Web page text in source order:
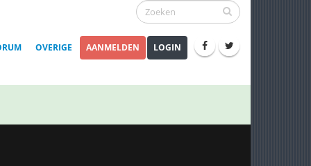
OVERIGE AANMELDEN LOGIN